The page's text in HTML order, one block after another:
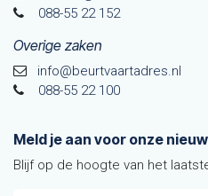
088-55 22 152
Overige zaken
info@beurtvaartadres.nl
088-55 22 100
Meld je aan voor onze
Blijf op de hoogte van het